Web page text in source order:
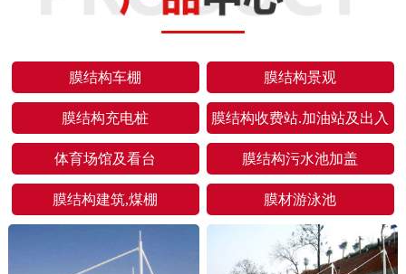
膜结构车棚 膜结构景观
膜结构充电桩 膜结构收费站.加油站及出入
口
体育场馆及看台 膜结构污水池加盖
膜结构建筑,煤棚 膜材游泳池